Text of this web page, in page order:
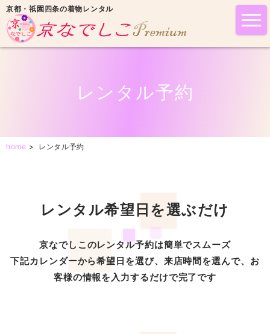
京都・祇園四条の着物レンタル
レンタル予約
home > レンタル予約
レンタル希望日を選ぶだけ
京なでしこのレンタル予約は簡単でスムーズ
下記カレンダーから希望日を選び、来店時間を選んで、お
客様の情報を入力するだけで完了です